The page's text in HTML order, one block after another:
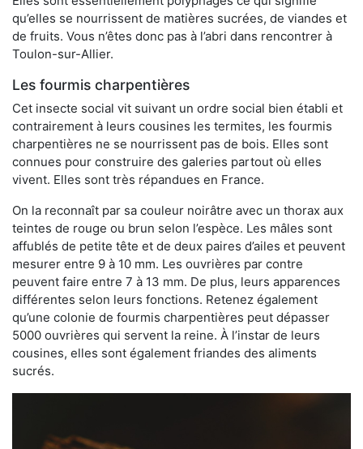
qu’elles se nourrissent de matières sucrées, de viandes et
de fruits. Vous n’êtes donc pas à l’abri dans rencontrer à
Toulon-sur-Allier.
Les fourmis charpentières
Cet insecte social vit suivant un ordre social bien établi et
contrairement à leurs cousines les termites, les fourmis
charpentières ne se nourrissent pas de bois. Elles sont
connues pour construire des galeries partout où elles
vivent. Elles sont très répandues en France.
On la reconnaît par sa couleur noirâtre avec un thorax aux
teintes de rouge ou brun selon l’espèce. Les mâles sont
affublés de petite tête et de deux paires d’ailes et peuvent
mesurer entre 9 à 10 mm. Les ouvrières par contre
peuvent faire entre 7 à 13 mm. De plus, leurs apparences
différentes selon leurs fonctions. Retenez également
qu’une colonie de fourmis charpentières peut dépasser
5000 ouvrières qui servent la reine. À l’instar de leurs
cousines, elles sont également friandes des aliments
sucrés.